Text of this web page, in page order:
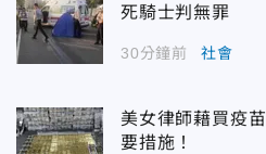
死騎士判無罪
30分鐘前 社會
美女律師藉買疫
要措施！